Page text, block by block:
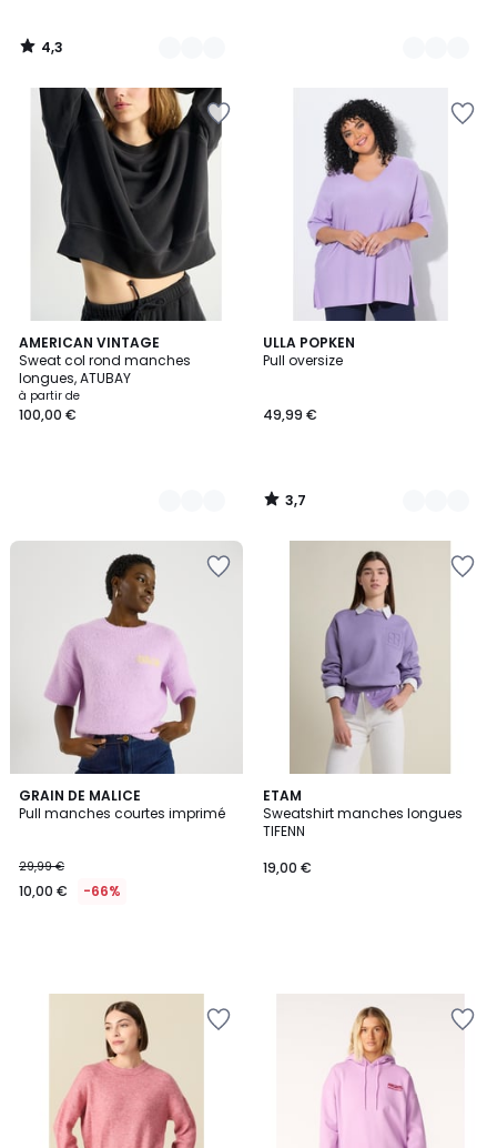
4,3
/
AMERICAN VINTAGE
Sweat col rond manches
longues, ATUBAY
à partir de
100,00 €
2
Couleurs
ULLA POPKEN
Pull oversize
49,99 €
3,7
/ 5
2
Couleurs
3,7
/
GRAIN DE MALICE
Pull manches courtes imprimé
29,99 €
10,00 € -66%
ETAM
Sweatshirt manches longues
TIFENN
19,00 €